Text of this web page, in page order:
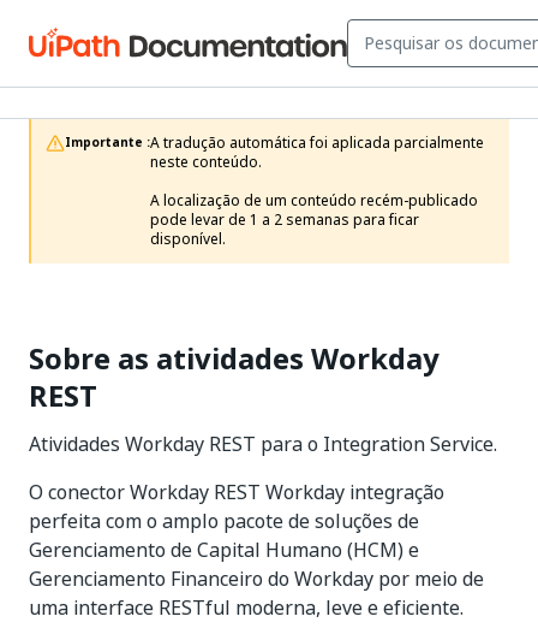
Importante :A tradução automática foi aplicada parcialmente
neste conteúdo.
A localização de um conteúdo recém-publicado
pode levar de 1 a 2 semanas para ficar
disponível.
Sobre as atividades Workday
REST
Atividades Workday REST para o Integration Service.
O conector Workday REST Workday integração
perfeita com o amplo pacote de soluções de
Gerenciamento de Capital Humano (HCM) e
Gerenciamento Financeiro do Workday por meio de
uma interface RESTful moderna, leve e eficiente.